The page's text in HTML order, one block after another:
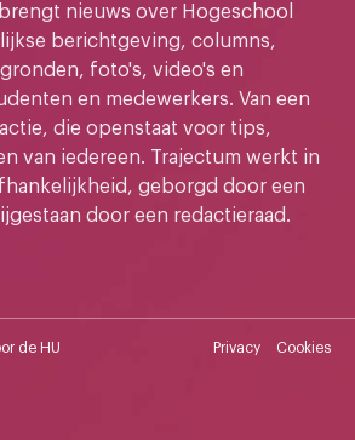
nieuws over Hogeschool
berichtgeving, columns,
foto's, video's en
en medewerkers. Van een
die openstaat voor tips,
van iedereen. Trajectum werkt in
geborgd door een
door een redactieraad.
de HU Privacy Cookies